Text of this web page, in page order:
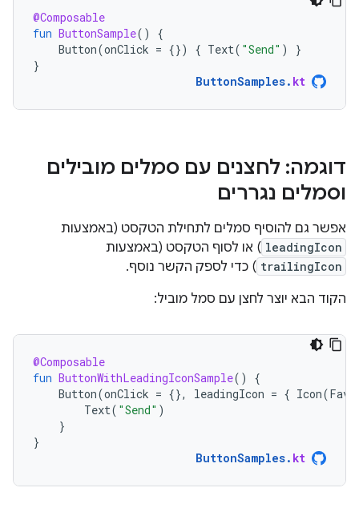
@Composable
fun ButtonSample()
{
Button(onClick = {}) { Text( "Send" )
}
}
ButtonSamples. kt
דוגמה: לחצנים עם סמלים מובילים
וסמלים נגררים
אפשר גם להוסיף סמלים לתחילת הטקסט (באמצעות
leadingIcon ) או לסוף הטקסט (באמצעות
trailingIcon ) כדי לספק הקשר נוסף.
הקוד הבא יוצר לחצן עם סמל מוביל:
@Composable
fun ButtonWithLeadingIconSample()
{
Button(onClick = {}, leadingIcon = { Icon(
Text( "Send" )
}
}
ButtonSamples. kt